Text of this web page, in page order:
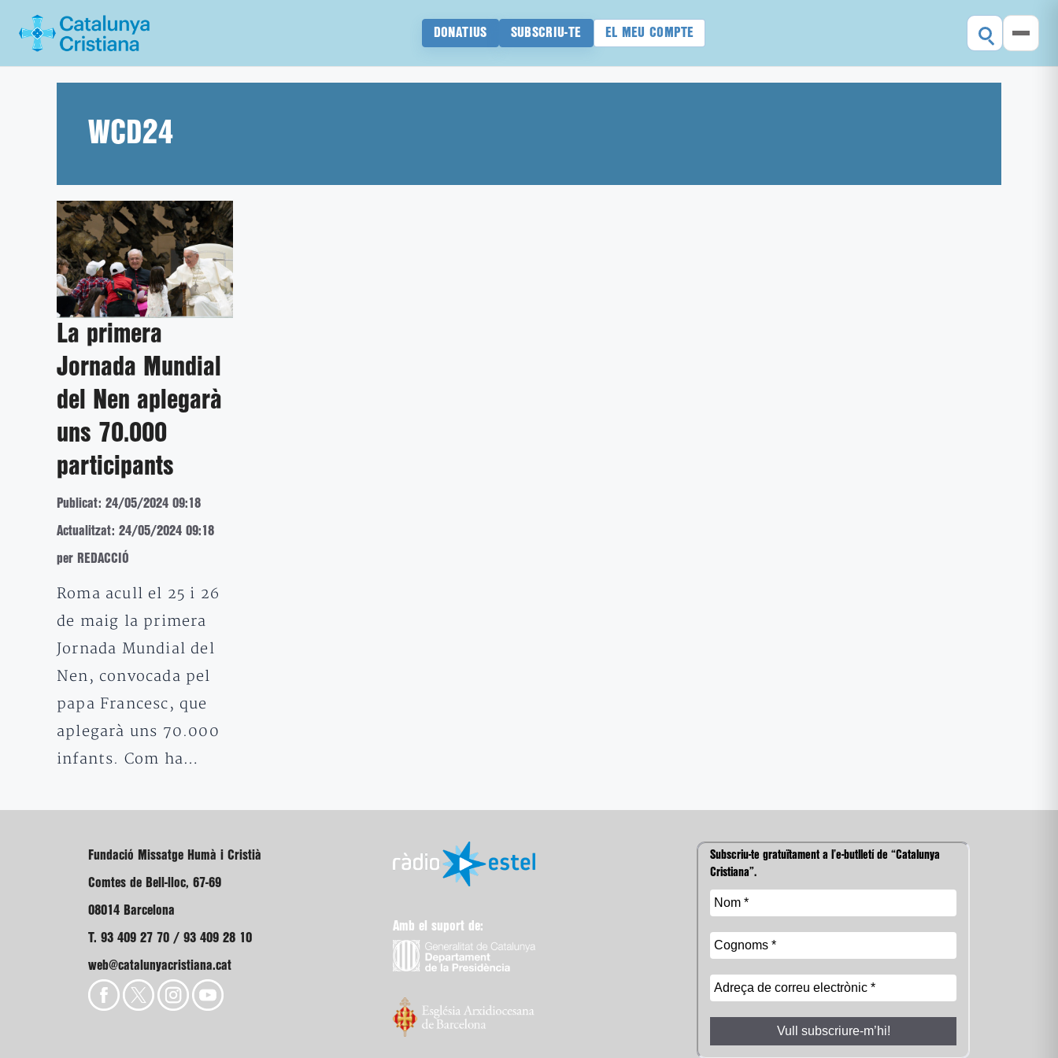
DONATIUS SUBSCRIU-TE EL MEU COMPTE
WCD24
La primera
Jornada Mundial
del Nen aplegarà
uns 70.000
participants
Publicat: 24/05/2024 09:18
Actualitzat: 24/05/2024 09:18
per REDACCIÓ
Roma acull el 25 i 26
de maig la primera
Jornada Mundial del
Nen, convocada pel
papa Francesc, que
aplegarà uns 70.000
infants. Com ha…
Fundació Missatge Humà i Cristià
Comtes de Bell-lloc, 67-69
08014 Barcelona
T. 93 409 27 70 / 93 409 28 10
web@catalunyacristiana.cat
Amb el suport de:
Subscriu-te gratuïtament a l’e-butlletí de “Catalunya
Cristiana”.